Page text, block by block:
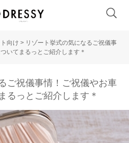
向け > リゾート挙式の気になるご祝儀事
いてまるっとご紹介します＊
ご祝儀事情！ご祝儀やお車
るっとご紹介します＊